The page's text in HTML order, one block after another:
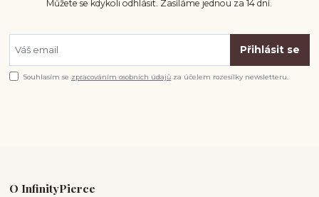
Můžete se kdykoli odhlásit. Zasíláme jednou za 14 dní.
Přihlásit se
Souhlasím se zpracováním osobních údajů za účelem rozesílky newsletteru.
O InfinityPierce